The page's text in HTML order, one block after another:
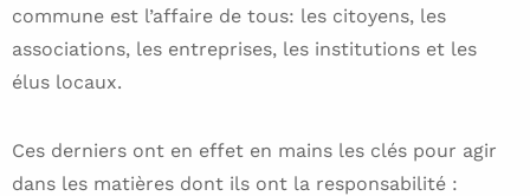
commune est l’affaire de tous: les citoyens, les
associations, les entreprises, les institutions et les
élus locaux.
Ces derniers ont en effet en mains les clés pour agir
dans les matières dont ils ont la responsabilité :